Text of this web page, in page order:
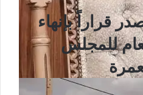
قراراً بإنهاء
للمجلس